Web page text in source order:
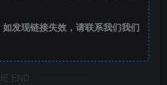
发现链接失效，请联系我们我们
END